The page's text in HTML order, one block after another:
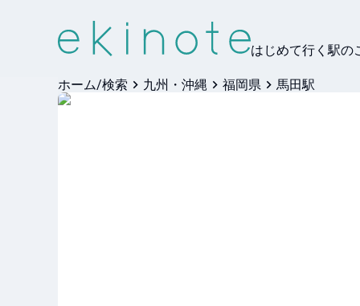
はじめて行く駅の
ホーム/検索 九州・沖縄 福岡県 馬田駅